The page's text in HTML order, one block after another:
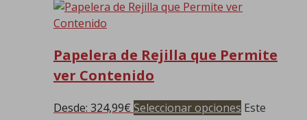
Papelera de Rejilla que Permite
ver Contenido
Desde: 324,99€ Seleccionar opciones Este